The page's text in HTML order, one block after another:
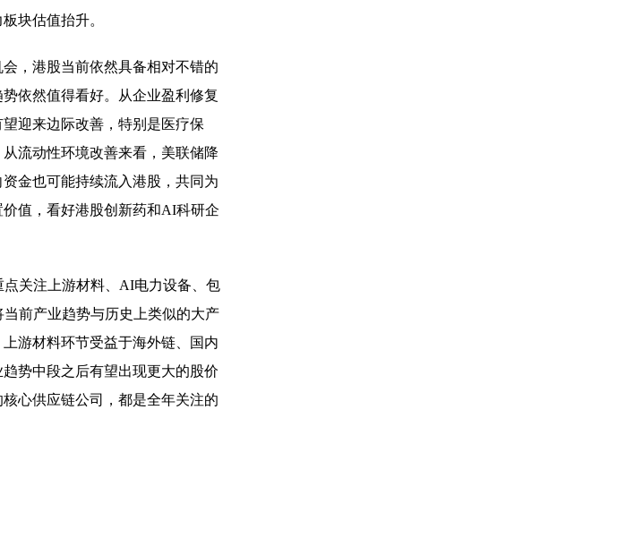
块估值抬升。
，港股当前依然具备相对不错的
依然值得看好。从企业盈利修复
迎来边际改善，特别是医疗保
流动性环境改善来看，美联储降
金也可能持续流入港股，共同为
值，看好港股创新药和AI科研企
关注上游材料、AI电力设备、包
前产业趋势与历史上类似的大产
游材料环节受益于海外链、国内
势中段之后有望出现更大的股价
心供应链公司，都是全年关注的